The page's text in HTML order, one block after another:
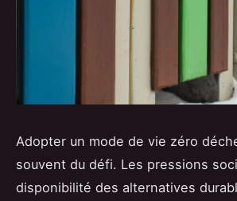
Adopter un mode de vie zéro
souvent du défi. Les pressions
disponibilité des alternatives